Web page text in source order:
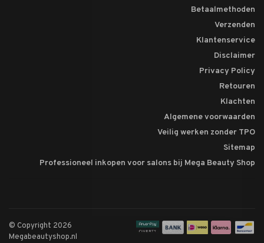
Betaalmethoden
Verzenden
Klantenservice
Disclaimer
Privacy Policy
Retouren
Klachten
Algemene voorwaarden
Veilig werken zonder TPO
Sitemap
Professioneel inkopen voor salons bij Mega Beauty Shop
© Copyright 2026
Megabeautyshop.nl